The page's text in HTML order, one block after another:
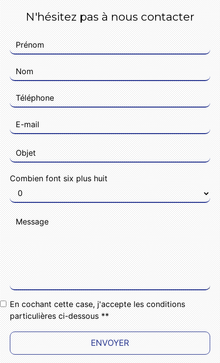
N'hésitez pas à nous contacter
Combien font six plus huit
En cochant cette case, j'accepte les conditions
particulières ci-dessous **
ENVOYER